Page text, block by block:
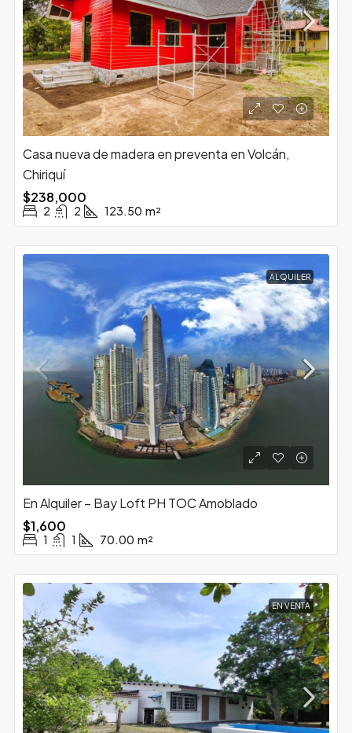
Casa nueva de madera en preventa en Volcán,
Chiriquí
$238,000
2 2 123.50 m²
ALQUILER
En Alquiler – Bay Loft PH TOC Amoblado
$1,600
1 1 70.00 m²
EN VENTA